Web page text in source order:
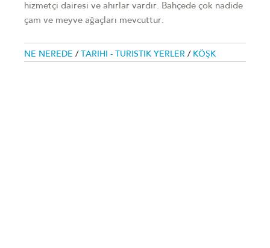
hizmetçi dairesi ve ahırlar vardır. Bahçede çok nadide
çam ve meyve ağaçları mevcuttur.
NE NEREDE / TARIHI - TURISTIK YERLER / KÖŞK